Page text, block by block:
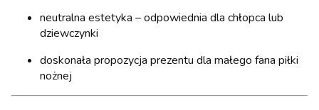
neutralna estetyka – odpowiednia dla chłopca lub
dziewczynki
doskonała propozycja prezentu dla małego fana piłki
nożnej